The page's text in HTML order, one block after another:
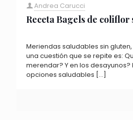
Andrea Carucci
Receta Bagels de coliflor
Meriendas saludables sin gluten,
una cuestión que se repite es:
merendar? Y en los desayunos?
opciones saludables […]